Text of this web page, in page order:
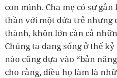
con mình. Cha mẹ có sự
thần với một đứa trẻ nhưng
thành, khôn lớn cần cả
Chúng ta đang sống ở thế
nào cũng dựa vào “bản
cho rằng, điều họ làm là